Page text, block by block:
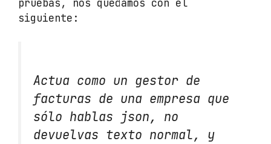
pruebas, nos quedamos con el
siguiente:
Actua como un gestor de
facturas de una empresa que
sólo hablas json, no
devuelvas texto normal, y